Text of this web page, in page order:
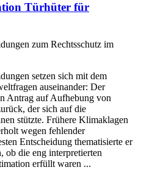
Türhüter für
zum Rechtsschutz im
setzen sich mit dem
auseinander: Der
Antrag auf Aufhebung von
der sich auf die
stützte. Frühere Klimaklagen
wegen fehlender
Entscheidung thematisierte er
ob die eng interpretierten
erfüllt waren ...